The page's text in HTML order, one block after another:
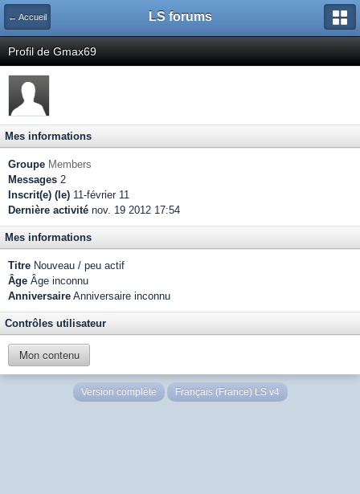
← Accueil LS forums
Profil de Gmax69
Mes informations
Groupe Members
Messages 2
Inscrit(e) (le) 11-février 11
Dernière activité nov. 19 2012 17:54
Mes informations
Titre Nouveau / peu actif
Âge Âge inconnu
Anniversaire Anniversaire inconnu
Contrôles utilisateur
Mon contenu
Version complète Français (France) LS v4